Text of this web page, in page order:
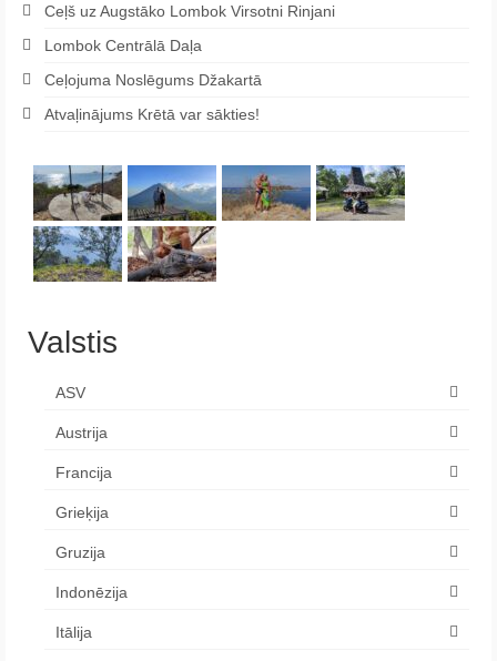
Ceļš uz Augstāko Lombok Virsotni Rinjani
Lombok Centrālā Daļa
Ceļojuma Noslēgums Džakartā
Atvaļinājums Krētā var sākties!
Valstis
ASV
Austrija
Francija
Grieķija
Gruzija
Indonēzija
Itālija